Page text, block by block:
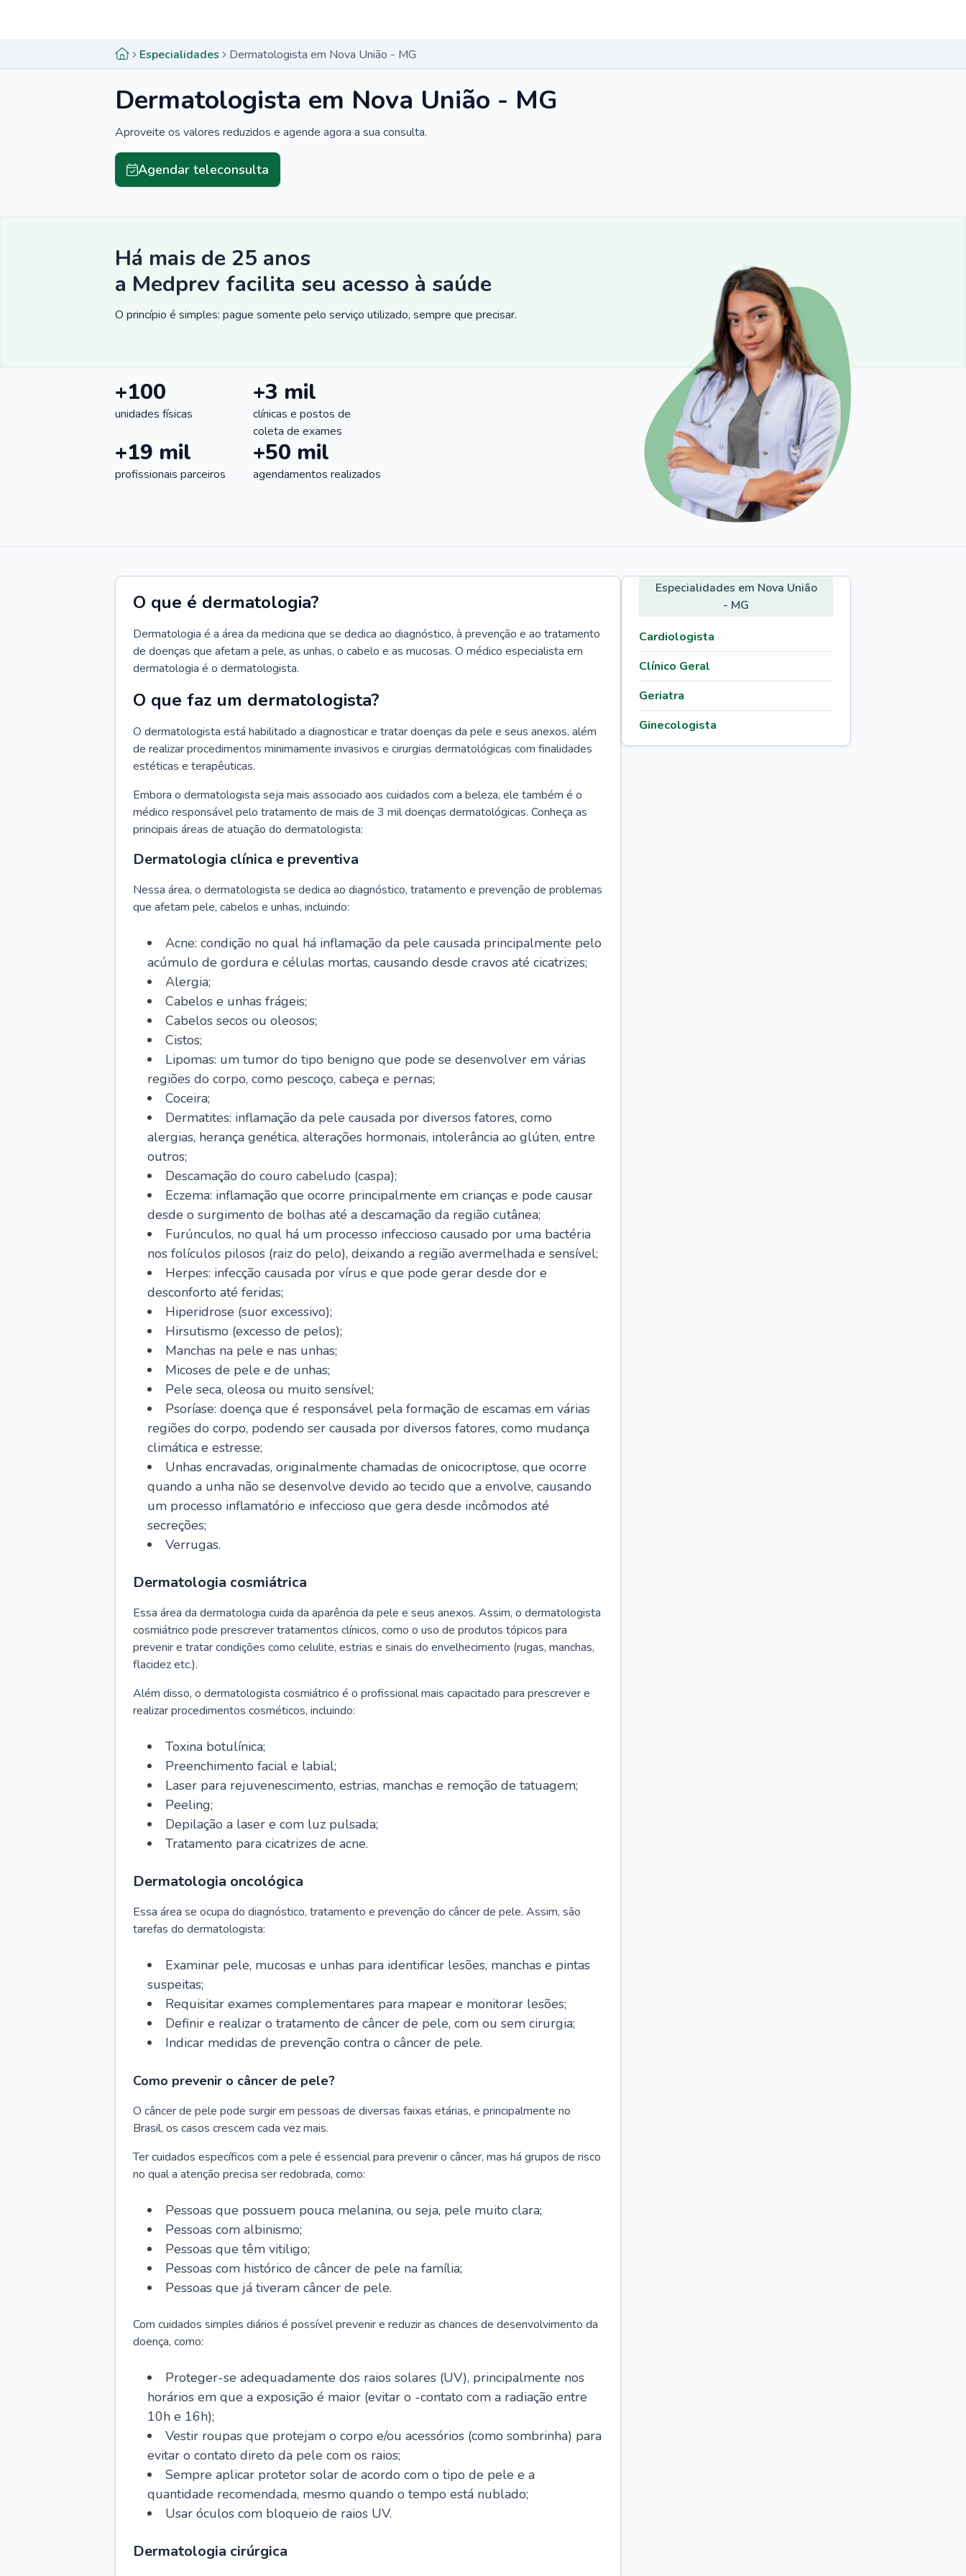
Especialidades Dermatologista em Nova União - MG
Dermatologista em Nova União - MG
Aproveite os valores reduzidos e agende agora a sua consulta.
Agendar teleconsulta
Há mais de 25 anos
a Medprev facilita seu acesso à saúde
O princípio é simples: pague somente pelo serviço utilizado, sempre que precisar.
+100
unidades físicas
+3 mil
clínicas e postos de
coleta de exames
+19 mil
profissionais parceiros
+50 mil
agendamentos realizados
O que é dermatologia?
Dermatologia é a área da medicina que se dedica ao diagnóstico, à prevenção e ao tratamento
de doenças que afetam a pele, as unhas, o cabelo e as mucosas. O médico especialista em
dermatologia é o dermatologista.
O que faz um dermatologista?
O dermatologista está habilitado a diagnosticar e tratar doenças da pele e seus anexos, além
de realizar procedimentos minimamente invasivos e cirurgias dermatológicas com finalidades
estéticas e terapêuticas.
Embora o dermatologista seja mais associado aos cuidados com a beleza, ele também é o
médico responsável pelo tratamento de mais de 3 mil doenças dermatológicas. Conheça as
principais áreas de atuação do dermatologista:
Dermatologia clínica e preventiva
Nessa área, o dermatologista se dedica ao diagnóstico, tratamento e prevenção de problemas
que afetam pele, cabelos e unhas, incluindo:
Acne: condição no qual há inflamação da pele causada principalmente pelo
acúmulo de gordura e células mortas, causando desde cravos até cicatrizes;
Alergia;
Cabelos e unhas frágeis;
Cabelos secos ou oleosos;
Cistos;
Lipomas: um tumor do tipo benigno que pode se desenvolver em várias
regiões do corpo, como pescoço, cabeça e pernas;
Coceira;
Dermatites: inflamação da pele causada por diversos fatores, como
alergias, herança genética, alterações hormonais, intolerância ao glúten, entre
outros;
Descamação do couro cabeludo (caspa);
Eczema: inflamação que ocorre principalmente em crianças e pode causar
desde o surgimento de bolhas até a descamação da região cutânea;
Furúnculos, no qual há um processo infeccioso causado por uma bactéria
nos folículos pilosos (raiz do pelo), deixando a região avermelhada e sensível;
Herpes: infecção causada por vírus e que pode gerar desde dor e
desconforto até feridas;
Hiperidrose (suor excessivo);
Hirsutismo (excesso de pelos);
Manchas na pele e nas unhas;
Micoses de pele e de unhas;
Pele seca, oleosa ou muito sensível;
Psoríase: doença que é responsável pela formação de escamas em várias
regiões do corpo, podendo ser causada por diversos fatores, como mudança
climática e estresse;
Unhas encravadas, originalmente chamadas de onicocriptose, que ocorre
quando a unha não se desenvolve devido ao tecido que a envolve, causando
um processo inflamatório e infeccioso que gera desde incômodos até
secreções;
Verrugas.
Dermatologia cosmiátrica
Essa área da dermatologia cuida da aparência da pele e seus anexos. Assim, o dermatologista
cosmiátrico pode prescrever tratamentos clínicos, como o uso de produtos tópicos para
prevenir e tratar condições como celulite, estrias e sinais do envelhecimento (rugas, manchas,
flacidez etc.).
Além disso, o dermatologista cosmiátrico é o profissional mais capacitado para prescrever e
realizar procedimentos cosméticos, incluindo:
Toxina botulínica;
Preenchimento facial e labial;
Laser para rejuvenescimento, estrias, manchas e remoção de tatuagem;
Peeling;
Depilação a laser e com luz pulsada;
Tratamento para cicatrizes de acne.
Dermatologia oncológica
Essa área se ocupa do diagnóstico, tratamento e prevenção do câncer de pele. Assim, são
tarefas do dermatologista:
Examinar pele, mucosas e unhas para identificar lesões, manchas e pintas
suspeitas;
Requisitar exames complementares para mapear e monitorar lesões;
Definir e realizar o tratamento de câncer de pele, com ou sem cirurgia;
Indicar medidas de prevenção contra o câncer de pele.
Como prevenir o câncer de pele?
O câncer de pele pode surgir em pessoas de diversas faixas etárias, e principalmente no
Brasil, os casos crescem cada vez mais.
Ter cuidados específicos com a pele é essencial para prevenir o câncer, mas há grupos de risco
no qual a atenção precisa ser redobrada, como:
Pessoas que possuem pouca melanina, ou seja, pele muito clara;
Pessoas com albinismo;
Pessoas que têm vitiligo;
Pessoas com histórico de câncer de pele na família;
Pessoas que já tiveram câncer de pele.
Com cuidados simples diários é possível prevenir e reduzir as chances de desenvolvimento da
doença, como:
Proteger-se adequadamente dos raios solares (UV), principalmente nos
horários em que a exposição é maior (evitar o -contato com a radiação entre
10h e 16h);
Vestir roupas que protejam o corpo e/ou acessórios (como sombrinha) para
evitar o contato direto da pele com os raios;
Sempre aplicar protetor solar de acordo com o tipo de pele e a
quantidade recomendada, mesmo quando o tempo está nublado;
Usar óculos com bloqueio de raios UV.
Dermatologia cirúrgica
Especialidades em Nova União
- MG
Cardiologista
Clínico Geral
Geriatra
Ginecologista